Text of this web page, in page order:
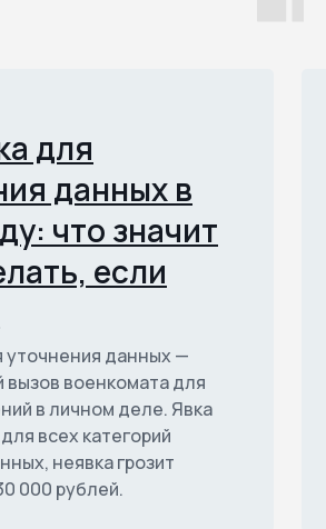
для
данных в
что значит
если
уточнения данных —
военкомата для
в личном деле. Явка
всех категорий
неявка грозит
000 рублей.